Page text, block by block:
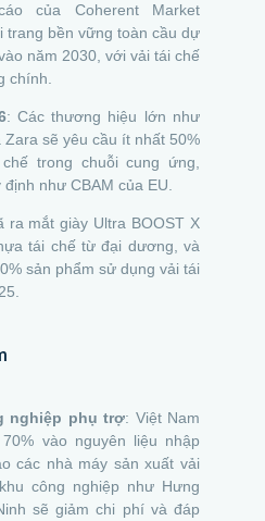
của Coherent Market
trang bền vững toàn cầu dự
năm 2030, với vải tái chế
chính.
: Các thương hiệu lớn như
Zara sẽ yêu cầu ít nhất 50%
trong chuỗi cung ứng,
như CBAM của EU.
ra mắt giày Ultra BOOST X
tái chế từ đại dương, và
sản phẩm sử dụng vải tái
nghiệp phụ trợ: Việt Nam
vào nguyên liệu nhập
các nhà máy sản xuất vải
công nghiệp như Hưng
sẽ giảm chi phí và đáp